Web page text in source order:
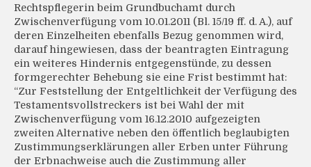
Rechtspflegerin beim Grundbuchamt durch
Zwischenverfügung vom 10.01.2011 (Bl. 15/19 ff. d. A.), auf
deren Einzelheiten ebenfalls Bezug genommen wird,
darauf hingewiesen, dass der beantragten Eintragung
ein weiteres Hindernis entgegenstünde, zu dessen
formgerechter Behebung sie eine Frist bestimmt hat:
“Zur Feststellung der Entgeltlichkeit der Verfügung des
Testamentsvollstreckers ist bei Wahl der mit
Zwischenverfügung vom 16.12.2010 aufgezeigten
zweiten Alternative neben den öffentlich beglaubigten
Zustimmungserklärungen aller Erben unter Führung
der Erbnachweise auch die Zustimmung aller